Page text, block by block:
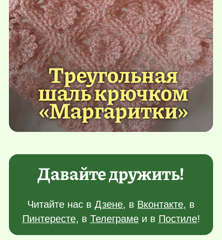
Треугольная
шаль крючком
«Маргаритки»
Давайте дружить!
Читайте нас в Дзене, в Вконтакте, в
Пинтересте, в Телеграмеи в Постиле!